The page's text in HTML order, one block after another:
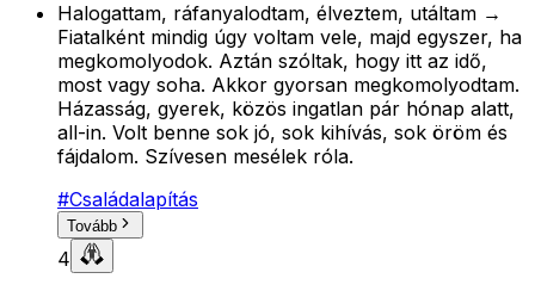
Halogattam, ráfanyalodtam, élveztem, utáltam →
Fiatalként mindig úgy voltam vele, majd egyszer, ha
megkomolyodok. Aztán szóltak, hogy itt az idő,
most vagy soha. Akkor gyorsan megkomolyodtam.
Házasság, gyerek, közös ingatlan pár hónap alatt,
all-in. Volt benne sok jó, sok kihívás, sok öröm és
fájdalom. Szívesen mesélek róla.
#Családalapítás
Tovább
4